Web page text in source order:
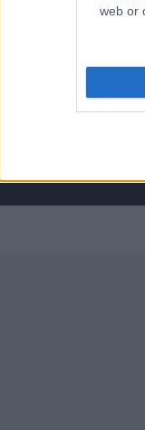
web or
Για